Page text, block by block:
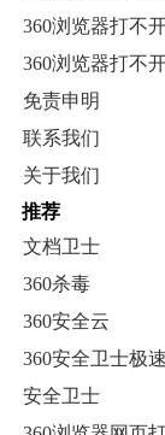
360浏览器打不
360浏览器打不
免责申明
联系我们
关于我们
推荐
文档卫士
360杀毒
360安全云
360安全卫士极
安全卫士